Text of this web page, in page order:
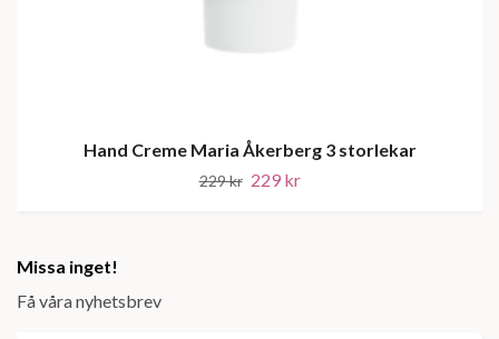
Missa inget!
Få våra nyhetsbrev
Hand Creme Maria Åkerberg 3 storlekar
229 kr 229 kr